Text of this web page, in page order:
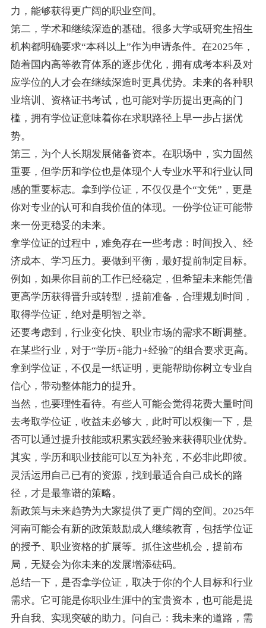
力，能够获得更广阔的职业空间。
第二，学术和继续深造的基础。很多大学或研究生招生
机构都明确要求“本科以上”作为申请条件。在2025年，
随着国内高等教育体系的逐步优化，拥有成考本科及对
应学位的人才会在继续深造时更具优势。未来的各种职
业培训、资格证书考试，也可能对学历提出更高的门
槛，拥有学位证意味着你在求职路径上早一步占据优
势。
第三，为个人长期发展储备资本。在职场中，实力固然
重要，但学历和学位也是体现个人专业水平和行业认同
感的重要标志。拿到学位证，不仅仅是个“文凭”，更是
你对专业的认可和自我价值的体现。一份学位证可能带
来一份更稳妥的未来。
拿学位证的过程中，难免存在一些考虑：时间投入、经
济成本、学习压力。要做到平衡，最好提前制定目标。
例如，如果你目前的工作已经稳定，但希望未来能凭借
更高学历获得晋升或转型，提前准备，合理规划时间，
取得学位证，绝对是明智之举。
还要考虑到，行业变化快、职业市场的需求不断调整。
在某些行业，对于“学历+能力+经验”的组合要求更高。
拿到学位证，不仅是一纸证明，更能帮助你树立专业自
信心，带动整体能力的提升。
当然，也要理性看待。有些人可能会觉得花费大量时间
去考取学位证，收益未必够大，此时可以权衡一下，是
否可以通过提升技能或积累实践经验来获得职业优势。
其实，学历和职业技能可以互为补充，不必非此即彼。
灵活运用自己已有的资源，找到最适合自己成长的路
径，才是最靠谱的策略。
新政策与未来趋势为大家提供了更广阔的空间。2025年
河南可能会有新的政策鼓励成人继续教育，包括学位证
的授予、职业资格的扩展等。抓住这些机会，提前布
局，无疑会为你未来的发展增添砝码。
总结一下，是否拿学位证，取决于你的个人目标和行业
需求。它可能是你职业生涯中的宝贵资本，也可能是提
升自我、实现突破的助力。问自己：我未来的道路，需